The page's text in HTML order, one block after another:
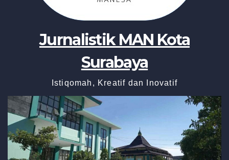
Jurnalistik MAN Kota
Surabaya
Istiqomah, Kreatif dan Inovatif